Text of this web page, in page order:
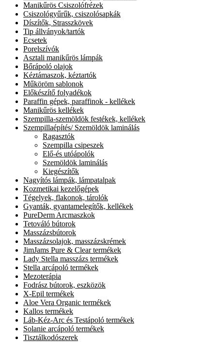
Manikűrös Csiszolófrézek
Csiszológyűrűk, csiszolósapkák
Díszítők, Strasszkövek
Tip állványok/tartók
Ecsetek
Porelszívók
Asztali manikűrös lámpák
Bőrápoló olajok
Kéztámaszok, kéztartók
Műköröm sablonok
Előkészítő folyadékok
Paraffin gépek, paraffinok - kellékek
Manikűrös kellékek
Szempilla-szemöldök festékek, kellékek
Szempillaépítés/ Szemöldök laminálás
Ragasztók
Szempilla csipeszek
Elő-és utóápolók
Szemöldök laminálás
Kiegészítők
Nagyítós lámpák, lámpatalpak
Kozmetikai kezelőgépek
Tégelyek, flakonok, tárolók
Gyanták, gyantamelegítők, kellékek
PureDerm Arcmaszkok
Tetováló bútorok
Masszázsbútorok
Masszázsolajok, masszázskrémek
JimJams Pure & Clear termékek
Lady Stella masszázs termékek
Stella arcápoló termékek
Mezoterápia
Fodrász bútorok, eszközök
X-Epil termékek
Aloe Vera Organic termékek
Kallos termékek
Láb-Kéz-Arc és Testápoló termékek
Solanie arcápoló termékek
Tisztálkodószerek